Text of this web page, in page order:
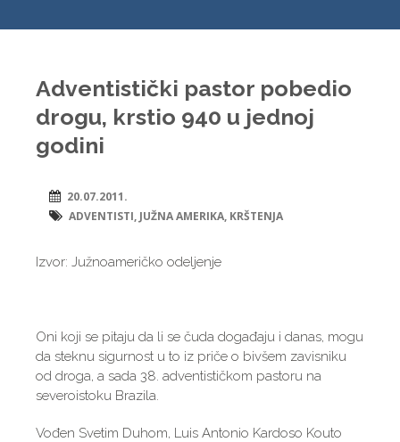
Adventistički pastor pobedio
drogu, krstio 940 u jednoj
godini
20.07.2011.
ADVENTISTI, JUŽNA AMERIKA, KRŠTENJA
Izvor: Južnoameričko odeljenje
Oni koji se pitaju da li se čuda događaju i danas, mogu
da steknu sigurnost u to iz priče o bivšem zavisniku
od droga, a sada 38. adventističkom pastoru na
severoistoku Brazila.
Vođen Svetim Duhom, Luis Antonio Kardoso Kouto